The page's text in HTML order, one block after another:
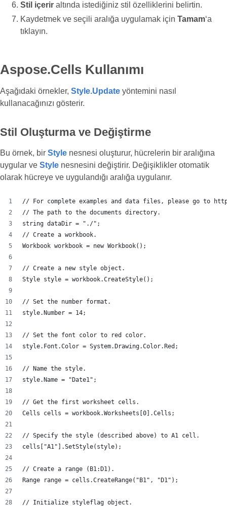
Stil içerir altında istediğiniz stil özelliklerini belirtin.
Kaydetmek ve seçili aralığa uygulamak için Tamam‘a
tıklayın.
Aspose.Cells Kullanımı
Aşağıdaki örnekler, Style.Update yöntemini nasıl
kullanacağınızı gösterir.
Stil Oluşturma ve Değiştirme
Bu örnek, bir Style nesnesi oluşturur, hücrelerin bir aralığına
uygular ve Style nesnesini değiştirir. Değişiklikler otomatik
olarak hücreye ve uygulandığı aralığa uygulanır.
// For complete examples and data files, please go to
// The path to the documents directory.
string dataDir = "./";
// Create a workbook.
Workbook workbook = new Workbook();
// Create a new style object.
Style style = workbook.CreateStyle();
// Set the number format.
style.Number = 14;
// Set the font color to red color.
style.Font.Color = System.Drawing.Color.Red;
// Name the style.
style.Name = "Date1";
// Get the first worksheet cells.
Cells cells = workbook.Worksheets[0].Cells;
// Specify the style (described above) to A1 cell.
cells["A1"].SetStyle(style);
// Create a range (B1:D1).
Range range = cells.CreateRange("B1", "D1");
// Initialize styleflag object.